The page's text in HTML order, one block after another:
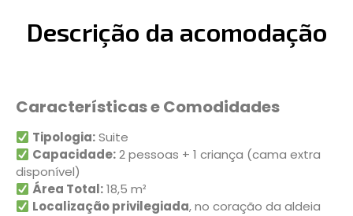
Descrição da acomodação
Características e Comodidades
Tipologia:Suite
Capacidade:2 pessoas + 1 criança (cama extra
disponível)
Área Total:18,5 m²
Localização privilegiada, no coração da aldeia